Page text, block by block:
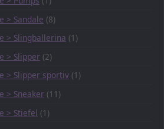
> Sandale (8)
> Slingballerina (1)
> Slipper (2)
> Slipper sportiv (1)
> Sneaker (11)
> Stiefel (1)